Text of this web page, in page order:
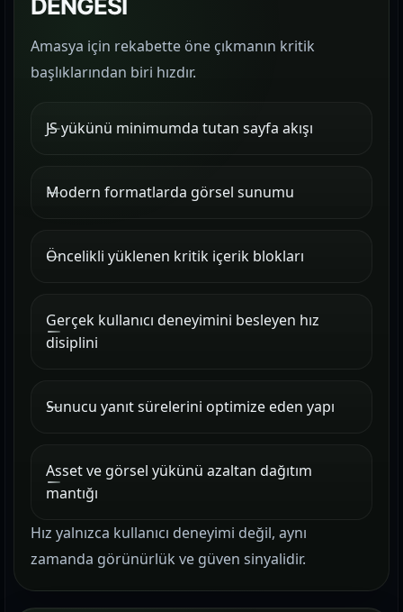
DENGESİ
Amasya için rekabette öne çıkmanın kritik
başlıklarından biri hızdır.
JS yükünü minimumda tutan sayfa akışı
Modern formatlarda görsel sunumu
Öncelikli yüklenen kritik içerik blokları
Gerçek kullanıcı deneyimini besleyen hız
disiplini
Sunucu yanıt sürelerini optimize eden yapı
Asset ve görsel yükünü azaltan dağıtım
mantığı
Hız yalnızca kullanıcı deneyimi değil, aynı
zamanda görünürlük ve güven sinyalidir.